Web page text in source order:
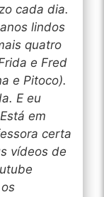
cada dia.
lindos
quatro
e Fred
e Pitoco).
E eu
em
certa
vídeos de